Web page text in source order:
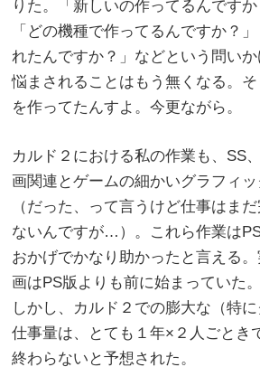
りた。「新しいの作ってるんですか
「どの機種で作ってるんですか？
れたんですか？」などという問いか
悩まされることはもう無くなる。
を作ってたんすよ。今更ながら。
カルド２における私の作業も、SS
画関連とゲームの細かいグラフィッ
（だった、って言うけど仕事はま
ないんですが…）。これら作業は
おかげでかなり助かったと言える
画はPS版よりも前に始まっていた。
しかし、カルド２での膨大な（特に
仕事量は、とても１年×２人ごとき
終わらないと予想された。